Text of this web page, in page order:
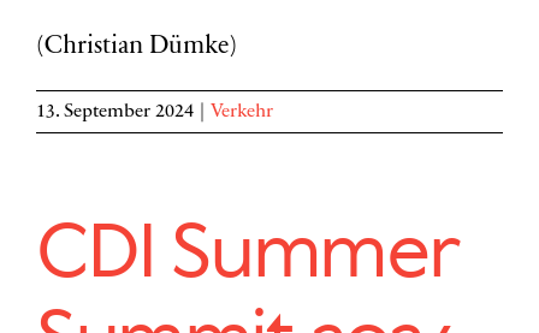
(Christian Dümke)
13. September 2024 Verkehr
CDI Summer